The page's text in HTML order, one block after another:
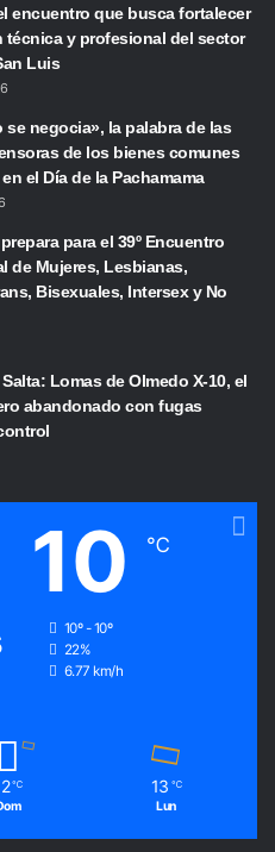
encuentro que busca fortalecer
técnica y profesional del sector
Luis
se negocia», la palabra de las
de los bienes comunes
el Día de la Pachamama
para el 39º Encuentro
de Mujeres, Lesbianas,
Bisexuales, Intersex y No
Lomas de Olmedo X-10, el
abandonado con fugas
10 ℃
10º - 10º
22%
6.77 km/h
℃ 13 ℃
Lun